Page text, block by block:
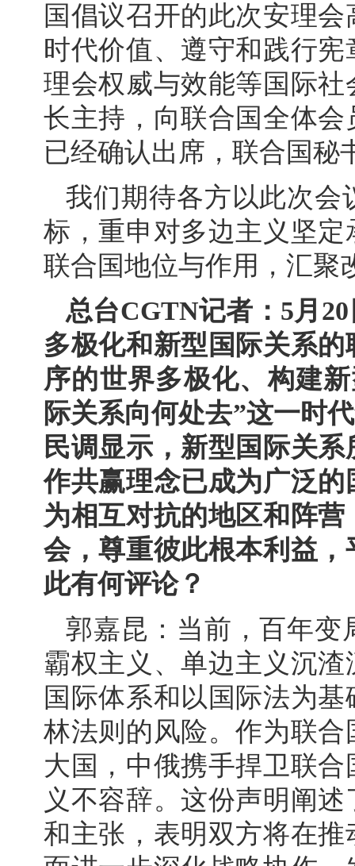
国倡议召开的此次安理
时代价值、遵守和践行
理会权威与效能等国际
长主持，向联合国全体
已经确认出席，联合国秘
我们期待各方以此次会
标，重申对多边主义坚
联合国地位与作用，汇聚
总台CGTN记者：5月
多极化和新型国际关系
序的世界多极化、构建
际关系向何处去”这一时
民调显示，新型国际关
作共赢理念已成为广泛
为相互对抗的地区和阵
会，尊重彼此根本利益
此有何评论？
郭嘉昆：当前，百年变
霸权主义、单边主义沉
国际体系和以国际法为
林法则的风险。作为联
大国，中俄携手捍卫联
义不容辞。这份声明阐
和主张，表明双方将在